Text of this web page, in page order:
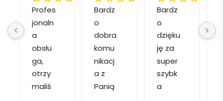
Profes
jonaln
a
obsłu
ga,
otrzy
maliś
Bardz
o
dobra
komu
nikacj
a z
Panią
Bardz
o
dzięku
ję za
super
szybk
a